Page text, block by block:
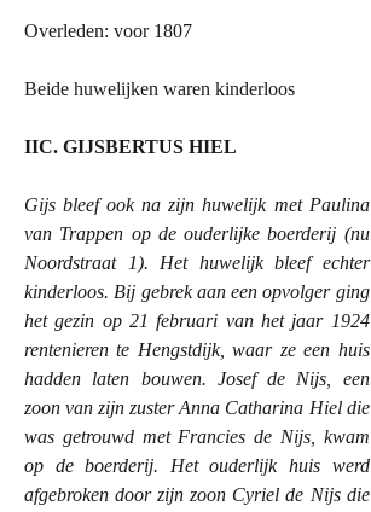
Overleden: voor 1807
Beide huwelijken waren kinderloos
IIC. GIJSBERTUS HIEL
Gijs bleef ook na zijn huwelijk met Paulina
van Trappen op de ouderlijke boerderij (nu
Noordstraat 1). Het huwelijk bleef echter
kinderloos. Bij gebrek aan een opvolger ging
het gezin op 21 februari van het jaar 1924
rentenieren te Hengstdijk, waar ze een huis
hadden laten bouwen. Josef de Nijs, een
zoon van zijn zuster Anna Catharina Hiel die
was getrouwd met Francies de Nijs, kwam
op de boerderij. Het ouderlijk huis werd
afgebroken door zijn zoon Cyriel de Nijs die